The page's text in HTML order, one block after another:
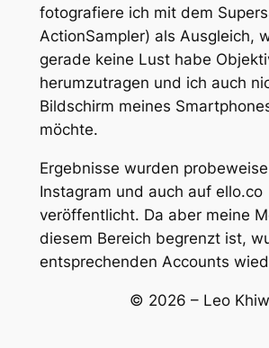
fotografiere ich mit dem
ActionSampler) als Ausgleich,
gerade keine Lust habe
herumzutragen und ich auch
Bildschirm meines
möchte.
Ergebnisse wurden
Instagram und auch auf ello.co
veröffentlicht. Da aber meine
diesem Bereich begrenzt ist,
entsprechenden Accounts
© 2026 – Leo